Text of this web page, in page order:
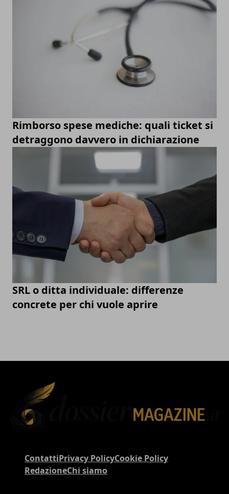
Rimborso spese mediche: quali ticket si
detraggono davvero in dichiarazione
SRL o ditta individuale: differenze
concrete per chi vuole aprire
ContattiPrivacy PolicyCookie Policy
RedazioneChi siamo